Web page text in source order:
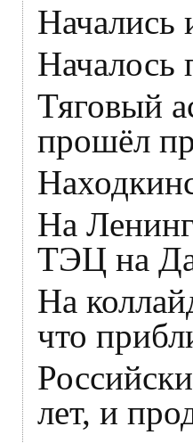
Начались
Началось
Тяговый
прошёл
На
ТЭЦ на
На
что
лет, и